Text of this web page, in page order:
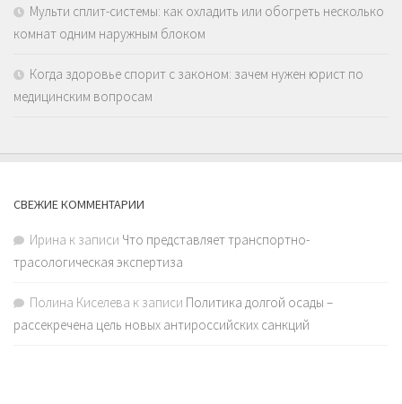
Мульти сплит-системы: как охладить или обогреть несколько
комнат одним наружным блоком
Когда здоровье спорит с законом: зачем нужен юрист по
медицинским вопросам
СВЕЖИЕ КОММЕНТАРИИ
Ирина к записи Что представляет транспортно-
трасологическая экспертиза
Полина Киселева к записи Политика долгой осады –
рассекречена цель новых антироссийских санкций